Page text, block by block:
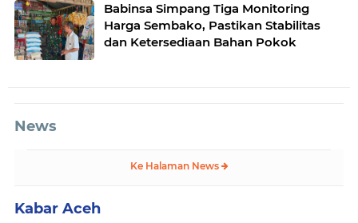
Babinsa Simpang Tiga Monitoring
Harga Sembako, Pastikan Stabilitas
dan Ketersediaan Bahan Pokok
News
Ke Halaman News
Kabar Aceh